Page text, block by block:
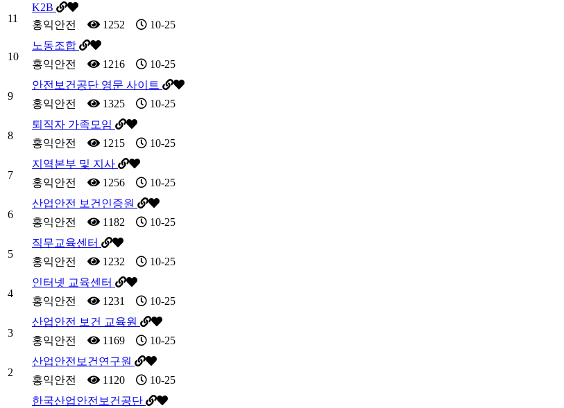
11
K2B
홍익안전
1252 10-25
10
노동조합
홍익안전
1216 10-25
9
안전보건공단 영문 사이트
홍익안전
1325 10-25
8
퇴직자 가족모임
홍익안전
1215 10-25
7
지역본부 및 지사
홍익안전
1256 10-25
6
산업안전 보건인증원
홍익안전
1182 10-25
5
직무교육센터
홍익안전
1232 10-25
4
인터넷 교육센터
홍익안전
1231 10-25
3
산업안전 보건 교육원
홍익안전
1169 10-25
2
산업안전보건연구원
홍익안전
1120 10-25
한국산업안전보건공단